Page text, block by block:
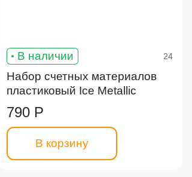
В наличии 24
Набор счетных материалов
пластиковый Ice Metallic
790 Р
В корзину